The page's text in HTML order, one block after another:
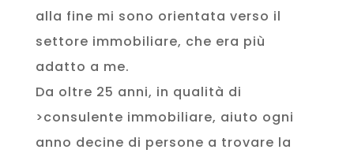
alla fine mi sono orientata verso il
settore immobiliare, che era più
adatto a me.
Da oltre 25 anni, in qualità di
>consulente immobiliare, aiuto ogni
anno decine di persone a trovare la